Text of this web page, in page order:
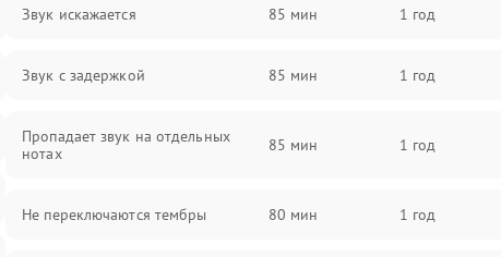
Звук искажается 85 мин 1 год
Звук с задержкой 85 мин 1 год
Пропадает звук на отдельных
нотах
85 мин 1 год
Не переключаются тембры 80 мин 1 год